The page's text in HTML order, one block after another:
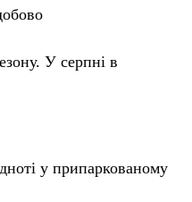
У серпні в
у припаркованому